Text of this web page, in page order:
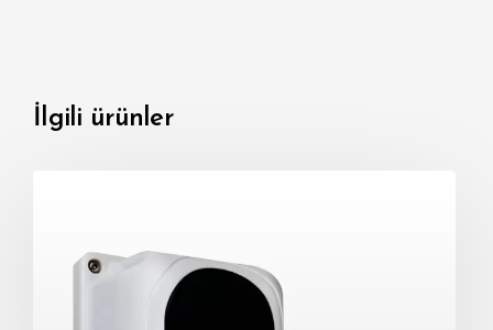
İlgili ürünler